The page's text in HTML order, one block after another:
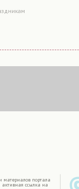
материалов портала
ссылка на